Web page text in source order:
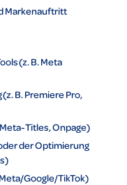
Markenauftritt
(z. B. Meta
B. Premiere Pro,
Titles, Onpage)
der Optimierung
Google/TikTok)